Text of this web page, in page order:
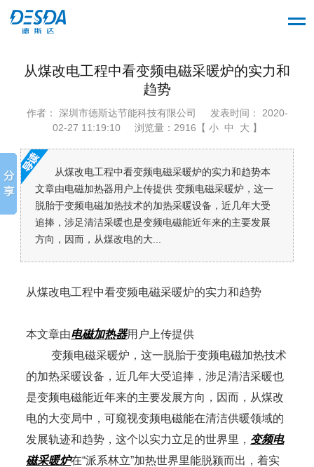
从煤改电工程中看变频电磁采暖炉的实力和
趋势
作者： 深圳市德斯达节能科技有限公司
发表时间： 2020-
02-27 11:19:10
浏览量：2916【 小 中 大 】
从煤改电工程中看变频电磁采暖炉的实力和趋势本
文章由电磁加热器用户上传提供 变频电磁采暖炉，这一
脱胎于变频电磁加热技术的加热采暖设备，近几年大受
追捧，涉足清洁采暖也是变频电磁能近年来的主要发展
方向，因而，从煤改电的大...
从煤改电工程中看变频电磁采暖炉的实力和趋势
本文章由电磁加热器用户上传提供
变频电磁采暖炉，这一脱胎于变频电磁加热技术
的加热采暖设备，近几年大受追捧，涉足清洁采暖也
是变频电磁能近年来的主要发展方向，因而，从煤改
电的大变局中，可窥视变频电磁能在清洁供暖领域的
发展轨迹和趋势，这个以实力立足的世界里， 变频电
磁采暖炉在“派系林立”加热世界里能脱颍而出，着实